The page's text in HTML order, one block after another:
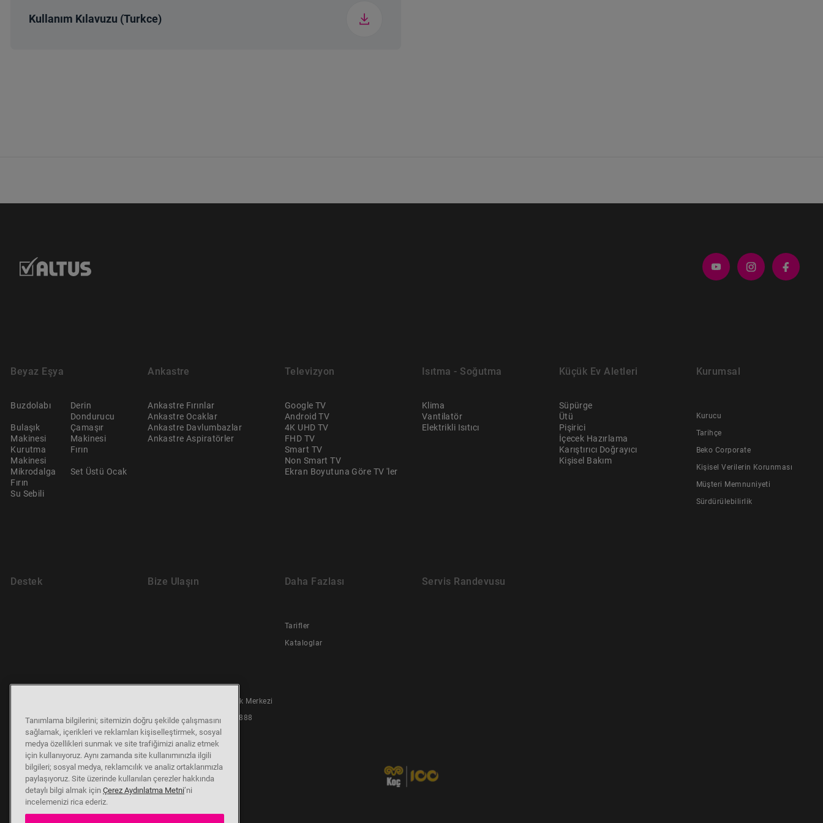
Kullanım Kılavuzu (Turkce)
Beyaz Eşya
Buzdolabı
Derin
Dondurucu
Bulaşık
Makinesi
Çamaşır
Makinesi
Kurutma
Makinesi
Fırın
Mikrodalga
Fırın
Set Üstü Ocak
Su Sebili
Ankastre
Ankastre Fırınlar
Ankastre Ocaklar
Ankastre Davlumbazlar
Ankastre Aspiratörler
Televizyon
Google TV
Android TV
4K UHD TV
FHD TV
Smart TV
Non Smart TV
Ekran Boyutuna Göre TV 'ler
Isıtma - Soğutma
Klima
Vantilatör
Elektrikli Isıtıcı
Küçük Ev Aletleri
Süpürge
Ütü
Pişirici
İçecek Hazırlama
Karıştırıcı Doğrayıcı
Kişisel Bakım
Kurumsal
Kurucu
Tarihçe
Beko Corporate
Kişisel Verilerin Korunması
Müşteri Memnuniyeti
Sürdürülebilirlik
Destek Bize Ulaşın Daha Fazlası
Tarifler
Kataloglar
Servis Randevusu
7/24 Çağrı Destek Merkezi
0850 210 0 888
Tanımlama bilgilerini; sitemizin doğru şekilde çalışmasını
sağlamak, içerikleri ve reklamları kişiselleştirmek, sosyal
medya özellikleri sunmak ve site trafiğimizi analiz etmek
için kullanıyoruz. Aynı zamanda site kullanımınızla ilgili
bilgileri; sosyal medya, reklamcılık ve analiz ortaklarımızla
paylaşıyoruz. Site üzerinde kullanılan çerezler hakkında
detaylı bilgi almak için Çerez Aydınlatma Metni’ni
incelemenizi rica ederiz.